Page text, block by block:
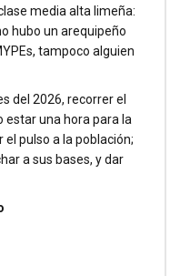
media alta limeña:
hubo un arequipeño
tampoco alguien
del 2026, recorrer el
estar una hora para la
pulso a la población;
a sus bases, y dar